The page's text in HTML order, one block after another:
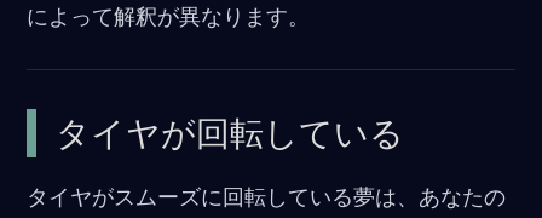
によって解釈が異なります。
タイヤが回転している
タイヤがスムーズに回転している夢は、あなたの